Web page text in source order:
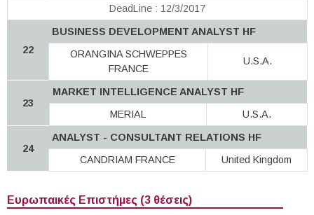
DeadLine : 12/3/2017
22
BUSINESS DEVELOPMENT ANALYST HF
ORANGINA SCHWEPPES
FRANCE
U.S.A.
23
MARKET INTELLIGENCE ANALYST HF
MERIAL
U.S.A.
24
ANALYST - CONSULTANT RELATIONS HF
CANDRIAM FRANCE
United Kingdom
Ευρωπαικές Επιστήμες (3 θέσεις)